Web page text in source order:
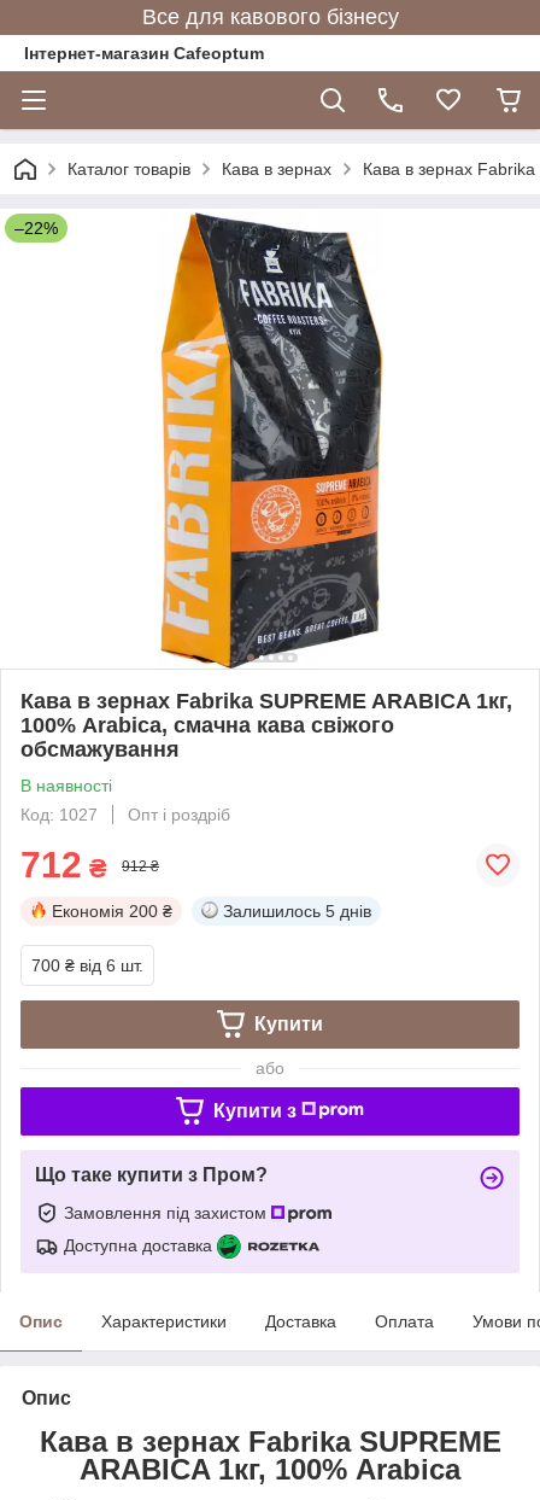
Все для кавового бізнесу
Інтернет-магазин Cafeoptum
Каталог товарів Кава в зернах Кава в зернах Fabrika
–22%
Кава в зернах Fabrika SUPREME ARABICA 1кг,
100% Arabica, смачна кава свіжого
обсмажування
В наявності
Код: 1027
Опт і роздріб
712 ₴ 912 ₴
Економія 200 ₴ Залишилось 5 днів
700 ₴ від 6 шт.
Купити
або
Купити з
Що таке купити з Пром?
Замовлення під захистом
Доступна доставка
Опис Характеристики Доставка Оплата Умови
Опис
Кава в зернах Fabrika SUPREME
ARABICA 1кг, 100% Arabica